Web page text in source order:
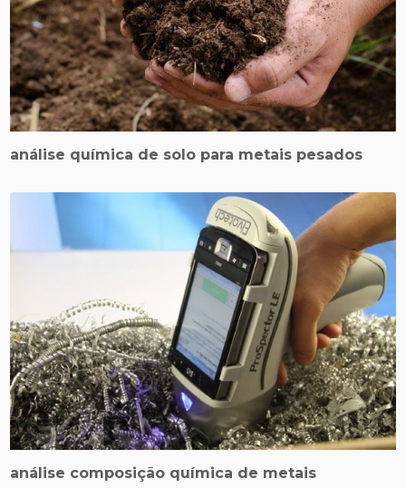
análise química de solo para metais pesados
análise composição química de metais